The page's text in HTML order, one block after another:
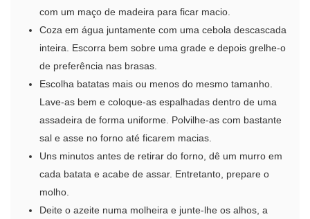
com um maço de madeira para ficar macio.
Coza em água juntamente com uma cebola descascada
inteira. Escorra bem sobre uma grade e depois grelhe-o
de preferência nas brasas.
Escolha batatas mais ou menos do mesmo tamanho.
Lave-as bem e coloque-as espalhadas dentro de uma
assadeira de forma uniforme. Polvilhe-as com bastante
sal e asse no forno até ficarem macias.
Uns minutos antes de retirar do forno, dê um murro em
cada batata e acabe de assar. Entretanto, prepare o
molho.
Deite o azeite numa molheira e junte-lhe os alhos, a